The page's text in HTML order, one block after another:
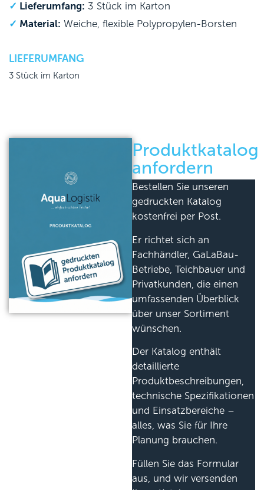
Lieferumfang: 3 Stück im Karton
Material: Weiche, flexible Polypropylen-Borsten
LIEFERUMFANG
3 Stück im Karton
Produktkatalog
anfordern
Bestellen Sie unseren
gedruckten Katalog
kostenfrei per Post.
Er richtet sich an
Fachhändler, GaLaBau-
Betriebe, Teichbauer und
Privatkunden, die einen
umfassenden Überblick
über unser Sortiment
wünschen.
Der Katalog enthält
detaillierte
Produktbeschreibungen,
technische Spezifikationen
und Einsatzbereiche –
alles, was Sie für Ihre
Planung brauchen.
Füllen Sie das Formular
aus, und wir versenden